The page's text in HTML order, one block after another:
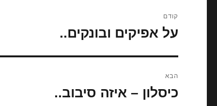
קודם
הפוסט
על אפיקים ובונקים..
הבא
הפוסט
כיסלון – איזה סיבוב..